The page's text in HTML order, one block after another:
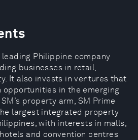
Philippine company
businesses in retail,
It also invests in ventures that
opportunities in the emerging
property arm, SM Prime
largest integrated property
with interests in malls,
and convention centres